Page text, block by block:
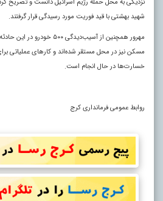
شهید بهشتی با قید فوریت مورد رسیدگی قرار گرفتند.
مهرور همچنین از آسیب‌دیدگی
مسکن نیز در محل مستقر شده‌اند و کارهای عملیاتی
خسارت‌ها در حال انجام است.
روابط عمومی فرمانداری کرج